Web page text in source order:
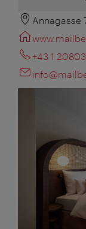
Annagasse
+43 1